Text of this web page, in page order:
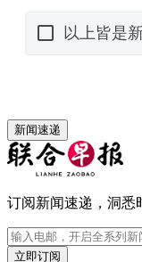
新闻速递
订阅新闻速递，洞悉
立即订阅